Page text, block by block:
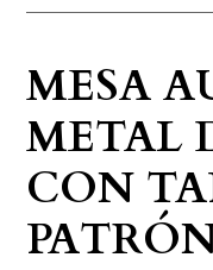
MESA
METAL
CON